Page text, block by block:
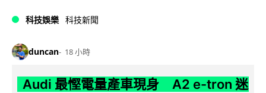
科技娛樂 科技新聞
duncan 18 小時
Audi 最慳電量產車現身 A2 e-tron 迷